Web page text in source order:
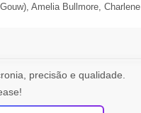
Amelia Bullmore,
precisão e qualidade.